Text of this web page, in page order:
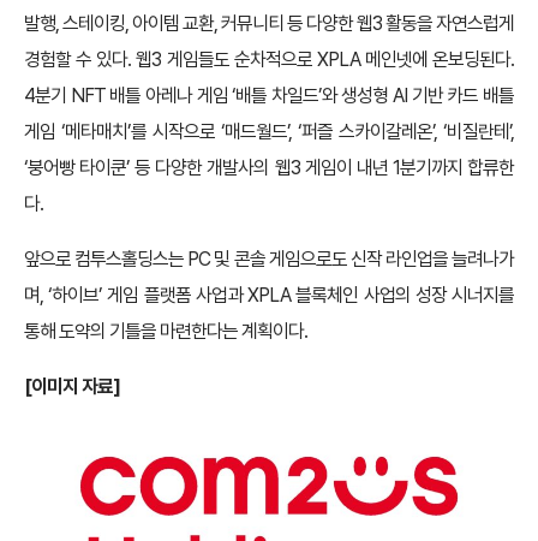
발행, 스테이킹, 아이템 교환, 커뮤니티 등 다양한 웹3 활동을 자연스럽게
경험할 수 있다. 웹3 게임들도 순차적으로 XPLA 메인넷에 온보딩된다.
4분기 NFT 배틀 아레나 게임 ‘배틀 차일드’와 생성형 AI 기반 카드 배틀
게임 ‘메타매치’를 시작으로 ‘매드월드’, ‘퍼즐 스카이갈레온’, ‘비질란테’,
‘붕어빵 타이쿤’ 등 다양한 개발사의 웹3 게임이 내년 1분기까지 합류한
다.
앞으로 컴투스홀딩스는 PC 및 콘솔 게임으로도 신작 라인업을 늘려나가
며, ‘하이브’ 게임 플랫폼 사업과 XPLA 블록체인 사업의 성장 시너지를
통해 도약의 기틀을 마련한다는 계획이다.
[이미지 자료]